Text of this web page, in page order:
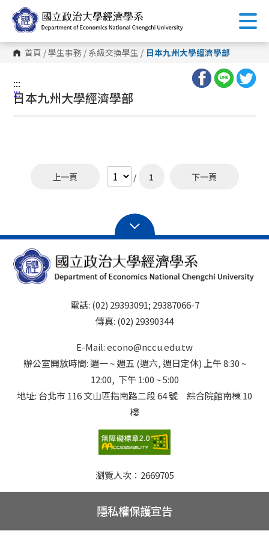
到
主
內
容 首頁 /學生事務 / 系級交換學生 / 日本九州大學經濟學部
:::
:::
日本九州大學經濟學部
上一頁 / 1 下一頁
電話: (02) 29393091; 29387066-7
傳真: (02) 29390344
E-Mail: econo@nccu.edu.tw
辦公室開放時間: 週一 ~ 週五 (週六, 週日定休) 上午 8:30 ~
12:00, 下午 1:00 ~ 5:00
地址: 台北市 116 文山區指南路二段 64 號 綜合院館南棟 10
樓
瀏覽人次： 2669705
隱私權保護宣告